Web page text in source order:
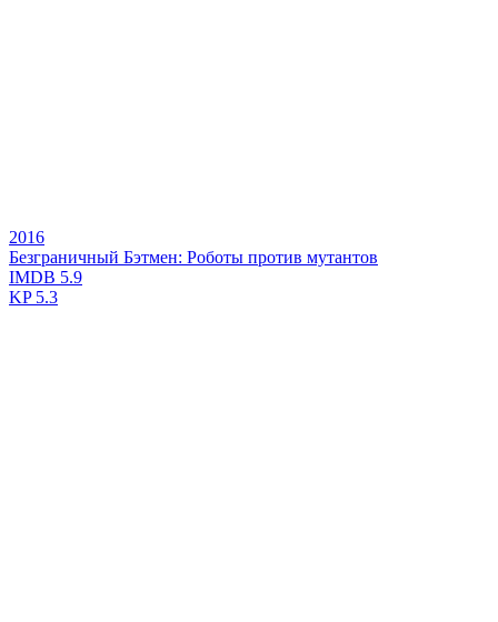
2016
Безграничный Бэтмен: Роботы против мутантов
IMDB 5.9
KP5.3